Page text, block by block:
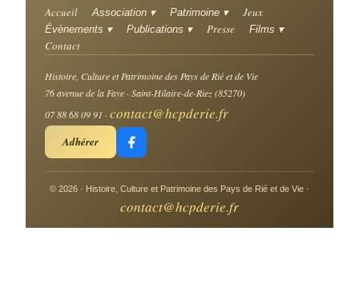
Accueil Association ▾ Patrimoine ▾ Jeux
Évènements ▾ Publications ▾ Presse Films ▾
Contact
Histoire, Culture et Patrimoine des Pays de Rié et de Vie
76 avenue de la Faye · Saint-Hilaire-de-Riez (85270)
07 88 68 09 91 · contact@hcpderie.fr
Adhérer
© 2026 · Histoire, Culture et Patrimoine des Pays de Rié et de Vie ·
contact@hcpderie.fr